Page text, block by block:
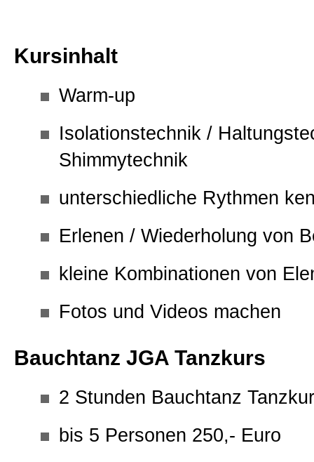
Allgemein
Impressum
Kontakt
Kursinhalt
Warm-up
Isolationstechnik /
Shimmytechnik
unterschiedliche Rythmen
Erlenen / Wiederholung von
kleine Kombinationen von
Fotos und Videos machen
Bauchtanz JGA Tanzkurs
2 Stunden Bauchtanz
bis 5 Personen 250,- Euro